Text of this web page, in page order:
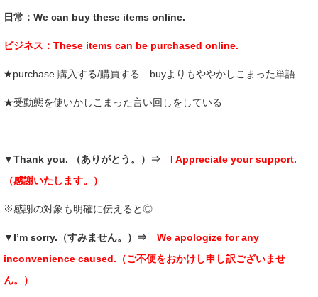
日常：We can buy these items online.
ビジネス：These items can be purchased online.
★purchase 購入する/購買する buyよりもややかしこまった単語
★受動態を使いかしこまった言い回しをしている
▼Thank you. （ありがとう。）⇒ I Appreciate your support.
（感謝いたします。）
※感謝の対象も明確に伝えると◎
▼I’m sorry.（すみません。）⇒ We apologize for any
inconvenience caused.（ご不便をおかけし申し訳ございませ
ん。）